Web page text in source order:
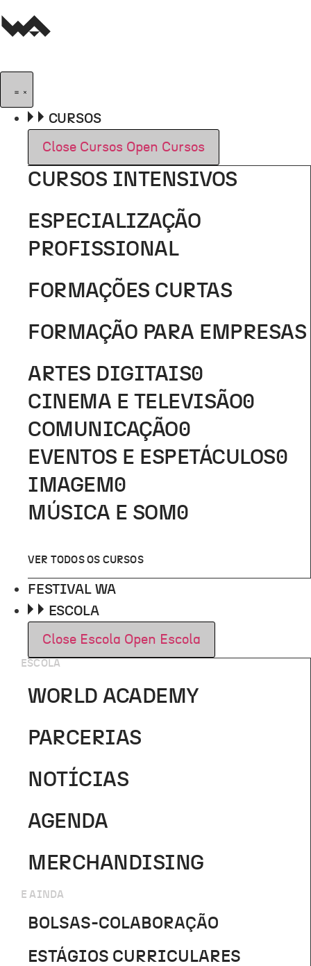
para
conteúdo
CURSOS
Close Cursos Open Cursos
CURSOS INTENSIVOS
ESPECIALIZAÇÃO
PROFISSIONAL
FORMAÇÕES CURTAS
FORMAÇÃO PARA EMPRESAS
ARTES DIGITAIS0
CINEMA E TELEVISÃO0
COMUNICAÇÃO0
EVENTOS E ESPETÁCULOS0
IMAGEM 0
MÚSICA E SOM 0
VER TODOS OS CURSOS
FESTIVAL WA
ESCOLA
Close Escola Open Escola
ESCOLA
WORLD ACADEMY
PARCERIAS
NOTÍCIAS
AGENDA
MERCHANDISING
E AINDA
BOLSAS-COLABORAÇÃO
ESTÁGIOS CURRICULARES